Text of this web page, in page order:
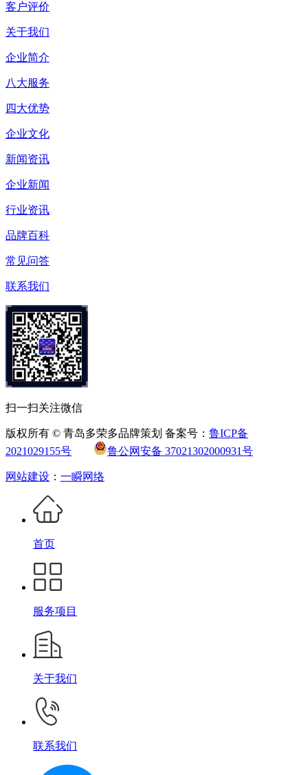
客户评价
关于我们
企业简介
八大服务
四大优势
企业文化
新闻资讯
企业新闻
行业资讯
品牌百科
常见问答
联系我们
扫一扫关注微信
版权所有 © 青岛多荣多品牌策划 备案号： 鲁ICP备
2021029155号
鲁公网安备 37021302000931号
网站建设 ： 一瞬网络
首页
服务项目
关于我们
联系我们